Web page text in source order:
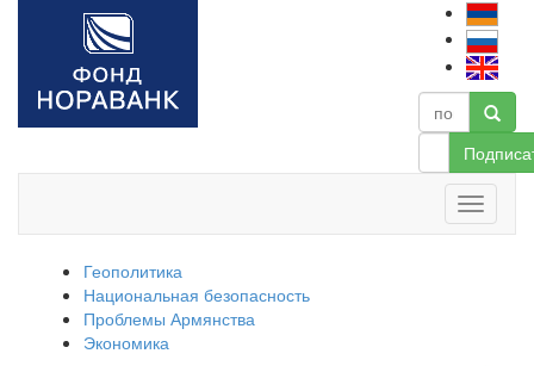
Геополитика
Национальная безопасность
Проблемы Армянства
Экономика